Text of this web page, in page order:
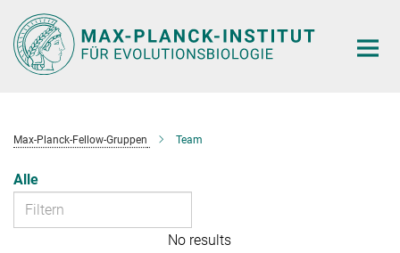
Hauptinhalt
Max-Planck-Fellow-Gruppen Team
Alle
No results